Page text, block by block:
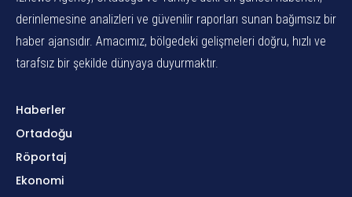
derinlemesine analizleri ve güvenilir raporları sunan bağımsız bir
haber ajansıdır. Amacımız, bölgedeki gelişmeleri doğru, hızlı ve
tarafsız bir şekilde dünyaya duyurmaktır.
Haberler
Ortadoğu
Röportaj
Ekonomi